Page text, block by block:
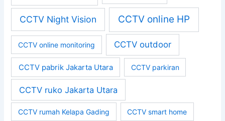
CCTV Night Vision CCTV online HP
CCTV online monitoring CCTV outdoor
CCTV pabrik Jakarta Utara CCTV parkiran
CCTV ruko Jakarta Utara
CCTV rumah Kelapa Gading CCTV smart home